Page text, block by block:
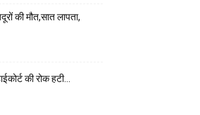
की मौत,सात लापता,
की रोक हटी…